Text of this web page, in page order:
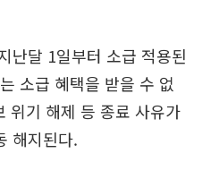
난달 1일부터 소급 적용된
소급 혜택을 받을 수 없
위기 해제 등 종료 사유가
해지된다.